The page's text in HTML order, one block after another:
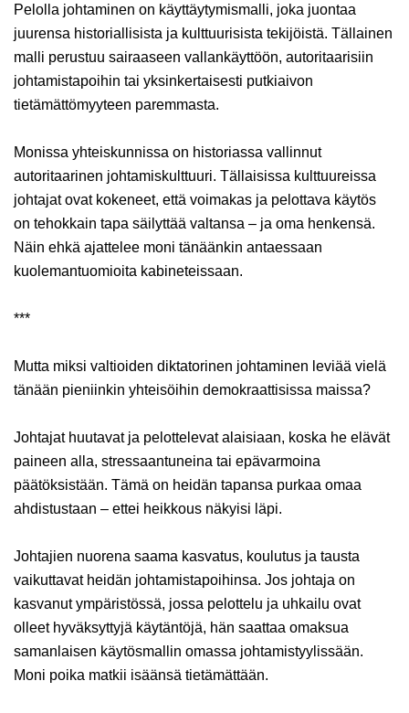
Pelolla johtaminen on käyttäytymismalli, joka juontaa
juurensa historiallisista ja kulttuurisista tekijöistä. Tällainen
malli perustuu sairaaseen vallankäyttöön, autoritaarisiin
johtamistapoihin tai yksinkertaisesti putkiaivon
tietämättömyyteen paremmasta.
Monissa yhteiskunnissa on historiassa vallinnut
autoritaarinen johtamiskulttuuri. Tällaisissa kulttuureissa
johtajat ovat kokeneet, että voimakas ja pelottava käytös
on tehokkain tapa säilyttää valtansa – ja oma henkensä.
Näin ehkä ajattelee moni tänäänkin antaessaan
kuolemantuomioita kabineteissaan.
***
Mutta miksi valtioiden diktatorinen johtaminen leviää vielä
tänään pieniinkin yhteisöihin demokraattisissa maissa?
Johtajat huutavat ja pelottelevat alaisiaan, koska he elävät
paineen alla, stressaantuneina tai epävarmoina
päätöksistään. Tämä on heidän tapansa purkaa omaa
ahdistustaan – ettei heikkous näkyisi läpi.
Johtajien nuorena saama kasvatus, koulutus ja tausta
vaikuttavat heidän johtamistapoihinsa. Jos johtaja on
kasvanut ympäristössä, jossa pelottelu ja uhkailu ovat
olleet hyväksyttyjä käytäntöjä, hän saattaa omaksua
samanlaisen käytösmallin omassa johtamistyylissään.
Moni poika matkii isäänsä tietämättään.